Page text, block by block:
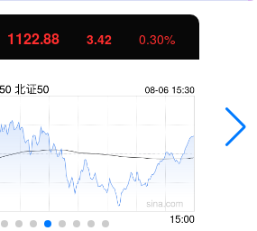
1122.88 3.42 0.30%